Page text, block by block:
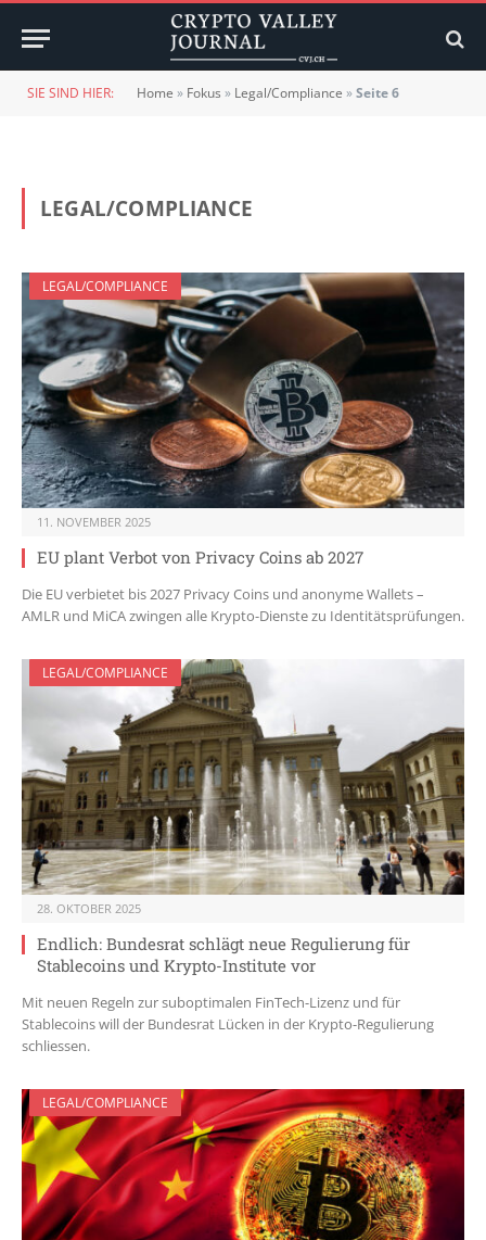
SIE SIND HIER: Home » Fokus » Legal/Compliance »Seite 6
LEGAL/COMPLIANCE
LEGAL/COMPLIANCE
11. NOVEMBER 2025
EU plant Verbot von Privacy Coins ab 2027
Die EU verbietet bis 2027 Privacy Coins und anonyme Wallets –
AMLR und MiCA zwingen alle Krypto-Dienste zu Identitätsprüfungen.
LEGAL/COMPLIANCE
28. OKTOBER 2025
Endlich: Bundesrat schlägt neue Regulierung für
Stablecoins und Krypto-Institute vor
Mit neuen Regeln zur suboptimalen FinTech-Lizenz und für
Stablecoins will der Bundesrat Lücken in der Krypto-Regulierung
schliessen.
LEGAL/COMPLIANCE